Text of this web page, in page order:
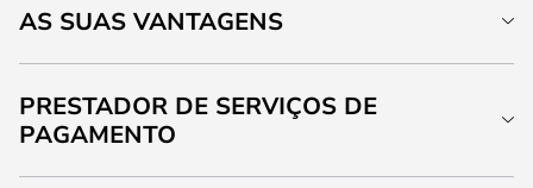
AS SUAS VANTAGENS
PRESTADOR DE SERVIÇOS DE
PAGAMENTO